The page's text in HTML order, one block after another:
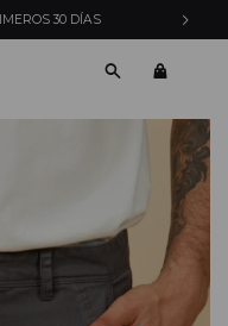
30 DÍAS